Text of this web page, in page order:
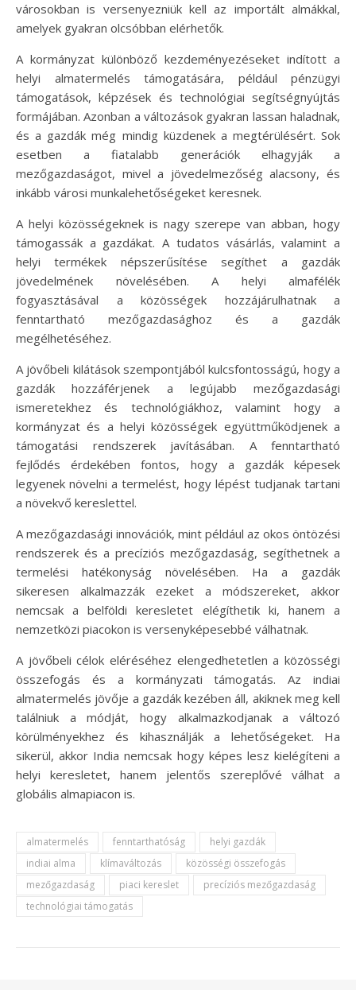
városokban is versenyezniük kell az importált almákkal,
amelyek gyakran olcsóbban elérhetők.
A kormányzat különböző kezdeményezéseket indított a
helyi almatermelés támogatására, például pénzügyi
támogatások, képzések és technológiai segítségnyújtás
formájában. Azonban a változások gyakran lassan haladnak,
és a gazdák még mindig küzdenek a megtérülésért. Sok
esetben a fiatalabb generációk elhagyják a
mezőgazdaságot, mivel a jövedelmezőség alacsony, és
inkább városi munkalehetőségeket keresnek.
A helyi közösségeknek is nagy szerepe van abban, hogy
támogassák a gazdákat. A tudatos vásárlás, valamint a
helyi termékek népszerűsítése segíthet a gazdák
jövedelmének növelésében. A helyi almafélék
fogyasztásával a közösségek hozzájárulhatnak a
fenntartható mezőgazdasághoz és a gazdák
megélhetéséhez.
A jövőbeli kilátások szempontjából kulcsfontosságú, hogy a
gazdák hozzáférjenek a legújabb mezőgazdasági
ismeretekhez és technológiákhoz, valamint hogy a
kormányzat és a helyi közösségek együttműködjenek a
támogatási rendszerek javításában. A fenntartható
fejlődés érdekében fontos, hogy a gazdák képesek
legyenek növelni a termelést, hogy lépést tudjanak tartani
a növekvő kereslettel.
A mezőgazdasági innovációk, mint például az okos öntözési
rendszerek és a precíziós mezőgazdaság, segíthetnek a
termelési hatékonyság növelésében. Ha a gazdák
sikeresen alkalmazzák ezeket a módszereket, akkor
nemcsak a belföldi keresletet elégíthetik ki, hanem a
nemzetközi piacokon is versenyképesebbé válhatnak.
A jövőbeli célok eléréséhez elengedhetetlen a közösségi
összefogás és a kormányzati támogatás. Az indiai
almatermelés jövője a gazdák kezében áll, akiknek meg kell
találniuk a módját, hogy alkalmazkodjanak a változó
körülményekhez és kihasználják a lehetőségeket. Ha
sikerül, akkor India nemcsak hogy képes lesz kielégíteni a
helyi keresletet, hanem jelentős szereplővé válhat a
globális almapiacon is.
almatermelés fenntarthatóság
helyi gazdák
indiai alma
klímaváltozás
közösségi összefogás
mezőgazdaság
piaci kereslet
precíziós mezőgazdaság
technológiai támogatás